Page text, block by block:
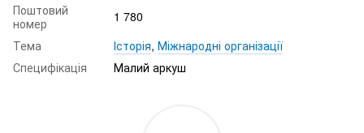
Поштовий
номер
1 780
Тема
Історія, Міжнародні організації
Специфікація
Малий аркуш